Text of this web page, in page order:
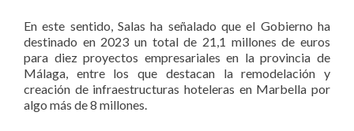
En este sentido, Salas ha señalado que el Gobierno ha
destinado en 2023 un total de 21,1 millones de euros
para diez proyectos empresariales en la provincia de
Málaga, entre los que destacan la remodelación y
creación de infraestructuras hoteleras en Marbella por
algo más de 8 millones.